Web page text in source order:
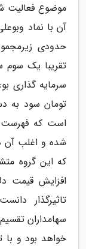
موضوع فعالیت
آن با نماد
حدودی
تقریبا یک سوم
تومان سود به
است که
شده و اغلب آن
که این گروه
افزایش قیمت